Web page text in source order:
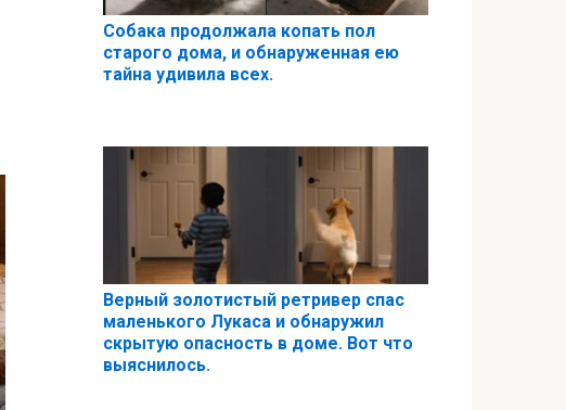
Собака продолжала копать пол
старого дома, и обнаруженная ею
тайна удивила всех.
Верный золотистый ретривер спас
маленького Лукаса и обнаружил
скрытую опасность в доме. Вот что
выяснилось.